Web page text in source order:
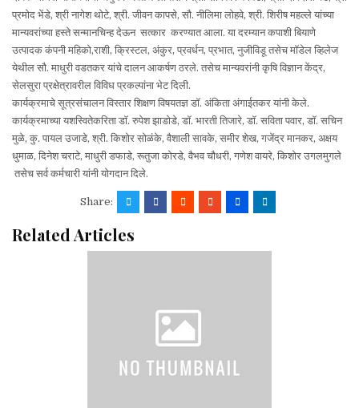
प्रमोद भेंडे, श्री नागेश थोटे, श्री. जीवन कापसे, सौ. नीलिमा लोहवे, श्री. शिरीष महल्ले यांच्या
मान्यवरांच्या हस्ते सन्मानचिन्ह देऊन सत्कार करण्यात आला. या दरम्यान कपाशी बियाणे
उत्पादक कंपनी महिको,राशी, क्रिस्टल, अंकुर, प्रवर्धन, प्रभात, नुजीविडू तसेच मॉडेल व्हिलेज
येथील सौ. माधुरी वडतकर यांचे दालन आकर्षण ठरले. तसेच मान्यवरांनी कृषि विज्ञान केंद्र,
सेलसुरा प्रक्षेत्रावरील विविध प्रकल्पांना भेट दिली.
कार्यक्रमाचे सूत्रसंचालन विस्तार शिक्षण विषयतज्ञ डॉ. अंकिता अंगाईतकर यांनी केले.
कार्यक्रमाच्या यशस्वितेकरिता डॉ. रुपेश झाडोडे, डॉ. भारती तिजारे, डॉ. सविता पवार, डॉ. सचिन
मुळे, कु. पायल उजाडे, श्री. किशोर सोळंके, वैशाली सावके, समीर शेख, गजेंद्र मानकर, अक्षय
धुमाळ, दिनेश चराटे, माधुरी डफाडे, रूतुजा कोरडे, वैभव चौधरी, गणेश वायरे, किशोर उगलमुगले
तसेच सर्व कर्मचारी यांनी योगदान दिले.
Share:
Related Articles